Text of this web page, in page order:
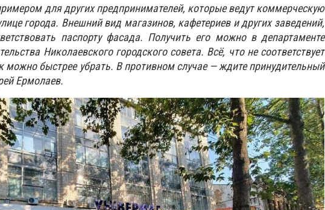
для других предпринимателей, которые ведут коммерческую
города. Внешний вид магазинов, кафетериев и других заведений,
паспорту фасада. Получить его можно в департаменте
Николаевского городского совета. Всё, что не соответствует
можно быстрее убрать. В противном случае — ждите принудительный
Ермолаев.